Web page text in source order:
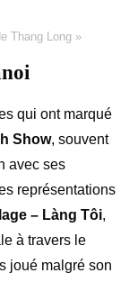
Thang Long »
qui ont marqué
Show, souvent
avec ses
représentations
– Làng Tôi,
à travers le
joué malgré son